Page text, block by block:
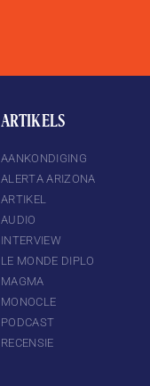
ARTIKELS
AANKONDIGING
ALERTA ARIZONA
ARTIKEL
AUDIO
INTERVIEW
LE MONDE DIPLO
MAGMA
MONOCLE
PODCAST
RECENSIE